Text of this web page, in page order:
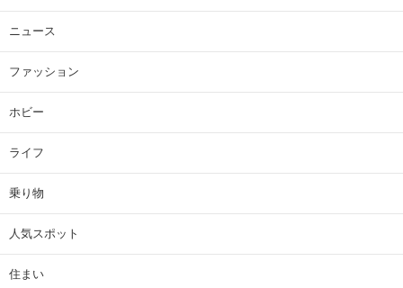
ニュース
ファッション
ホビー
ライフ
乗り物
人気スポット
住まい